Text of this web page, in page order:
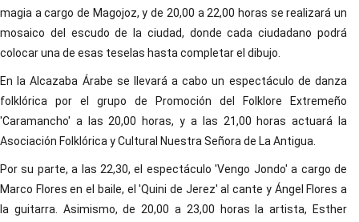
magia a cargo de Magojoz, y de 20,00 a 22,00 horas se realizará un
mosaico del escudo de la ciudad, donde cada ciudadano podrá
colocar una de esas teselas hasta completar el dibujo.
En la Alcazaba Árabe se llevará a cabo un espectáculo de danza
folklórica por el grupo de Promoción del Folklore Extremeño
'Caramancho' a las 20,00 horas, y a las 21,00 horas actuará la
Asociación Folklórica y Cultural Nuestra Señora de La Antigua.
Por su parte, a las 22,30, el espectáculo 'Vengo Jondo' a cargo de
Marco Flores en el baile, el 'Quini de Jerez' al cante y Ángel Flores a
la guitarra. Asimismo, de 20,00 a 23,00 horas la artista, Esther